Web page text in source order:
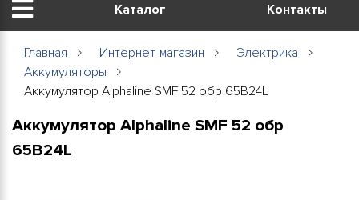
Каталог
Контакты
Главная Интернет-магазин
Электрика
Аккумуляторы
Аккумулятор Alphaline SMF 52 обр 65B24L
Аккумулятор Alphaline SMF 52 обр
65B24L